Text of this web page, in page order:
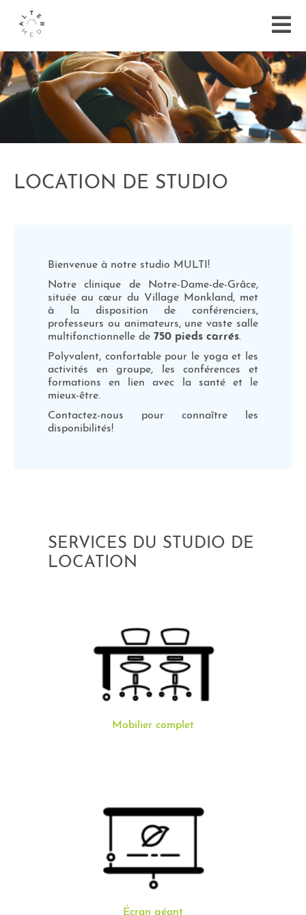
LOCATION DE STUDIO
Bienvenue à notre studio MULTI!
Notre clinique de Notre-Dame-de-Grâce,
située au cœur du Village Monkland, met
à la disposition de conférenciers,
professeurs ou animateurs, une vaste salle
multifonctionnelle de 750 pieds carrés.
Polyvalent, confortable pour le yoga et les
activités en groupe, les conférences et
formations en lien avec la santé et le
mieux-être.
Contactez-nous pour connaître les
disponibilités!
SERVICES DU STUDIO DE
LOCATION
Mobilier complet
Écran géant